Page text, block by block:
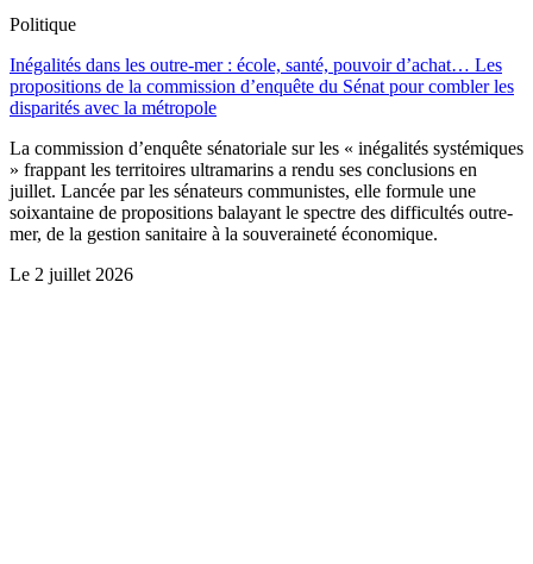
Politique
Inégalités dans les outre-mer : école, santé, pouvoir d’achat… Les
propositions de la commission d’enquête du Sénat pour combler les
disparités avec la métropole
La commission d’enquête sénatoriale sur les « inégalités systémiques
» frappant les territoires ultramarins a rendu ses conclusions en
juillet. Lancée par les sénateurs communistes, elle formule une
soixantaine de propositions balayant le spectre des difficultés outre-
mer, de la gestion sanitaire à la souveraineté économique.
Le 2 juillet 2026